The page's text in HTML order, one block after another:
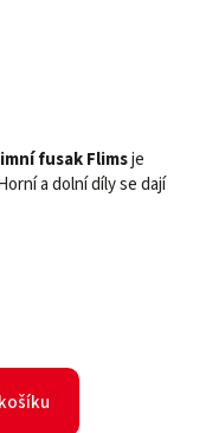
fusak Flimsje
a dolní díly se dají